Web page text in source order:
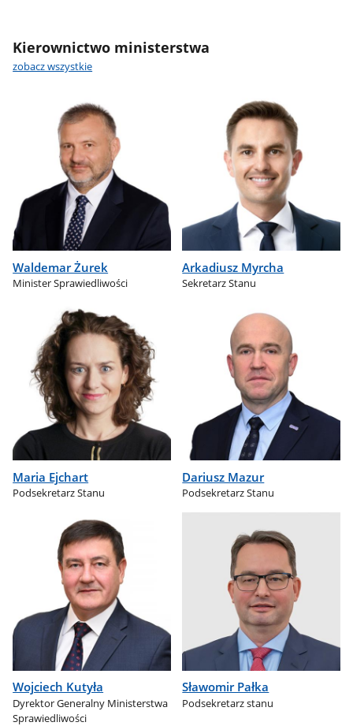
Kierownictwo ministerstwa
zobacz wszystkie
Waldemar Żurek
Minister Sprawiedliwości
Arkadiusz Myrcha
Sekretarz Stanu
Maria Ejchart
Podsekretarz Stanu
Dariusz Mazur
Podsekretarz Stanu
Wojciech Kutyła
Dyrektor Generalny Ministerstwa
Sprawiedliwości
Sławomir Pałka
Podsekretarz stanu